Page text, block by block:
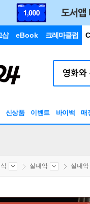
샵 eBook 크레마클럽
신상품 이벤트 바이백 매
실내악 실내